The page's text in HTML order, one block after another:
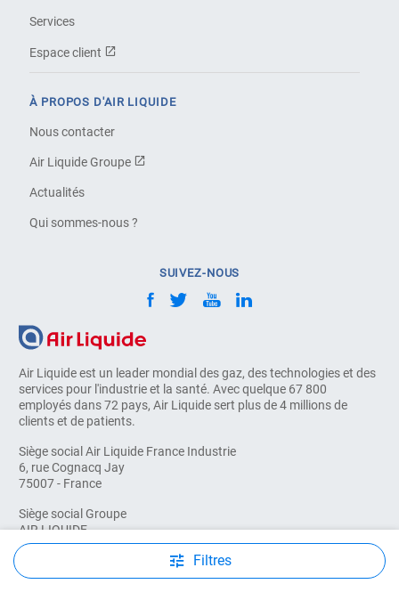
Filtres
Air Liquide est un leader mondial des gaz, des technologies et des
services pour l'industrie et la santé. Avec quelque 67 800
employés dans 72 pays, Air Liquide sert plus de 4 millions de
clients et de patients.
Siège social Air Liquide France Industrie
6, rue Cognacq Jay
75007 - France
Siège social Groupe
AIR LIQUIDE
75 quai d'Orsay
75321 - Paris cedex 07 - France
Services
Espace client
À PROPOS D'AIR LIQUIDE
Nous contacter
Air Liquide Groupe
Actualités
Qui sommes-nous ?
SUIVEZ-NOUS